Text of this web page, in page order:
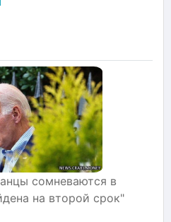
сомневаются в
на второй срок"